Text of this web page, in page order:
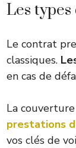
Les
Le contrat
classiques.
en cas de
La
prestations
vos clés de